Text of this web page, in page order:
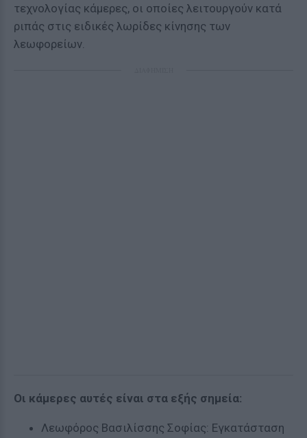
τεχνολογίας κάμερες, οι οποίες λειτουργούν κατά
ριπάς στις ειδικές λωρίδες κίνησης των
λεωφορείων.
Οι κάμερες αυτές είναι στα εξής σημεία:
Λεωφόρος Βασιλίσσης Σοφίας: Εγκατάσταση